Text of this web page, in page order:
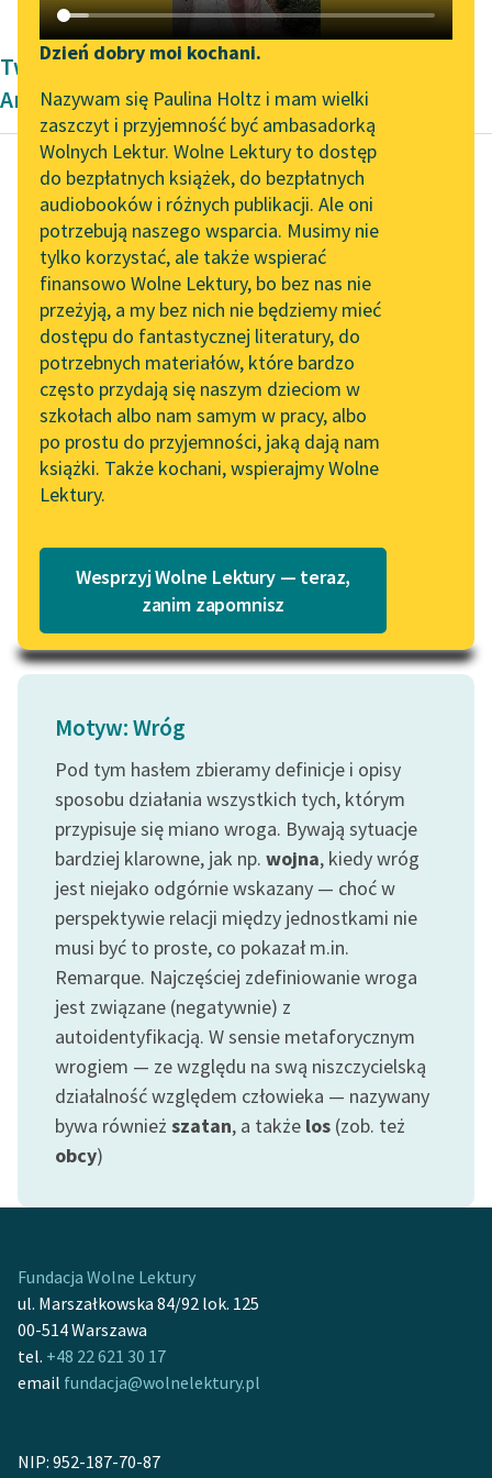
Katalog DAISY
Podkasty o książkach
Zgłoś brak utworu
Aktualności
„Prokurator Alicja Horn”
do słuchania
Byliśmy częścią AI Impact
Lab
Zapraszamy na spotkanie
online z tłumaczkami
literatury skandynawskiej
Spotkanie z Katarzyną
Tunkiel w Oslo
102. lata temu zmarł
Joseph Conrad
Lektury szkolne i klasyka
literatury do słuchania dla
uczennic i uczniów z
niepełnosprawnościami
E-kolekcja lektur
słuchania dla uczennic i
uczniów z
niepełnosprawnościami
Feministyczne inspiracje.
Popularyzacja
skandynawskiej literatury
feministycznej
Ręce pełne poezji
Kolekcje edukacyjne
twórców przechodzących
do domeny publicznej,
lektur szkolnych oraz
Starego Testamentu
Narzędzia
Mapa Wolnych Lektur
Leśmianator
Przewodnik dla piszących i
czytających
API
OAI-PMH
Widget Wolnych Lektur
Przypisy
Katalog w formacie PDF
O nas
Kontakt
Dzień dobry moi kochani.
Nazywam się Paulina Holtz i mam wielki
zaszczyt i przyjemność być ambasadorką
Wolnych Lektur. Wolne Lektury to dostęp
do bezpłatnych książek, do bezpłatnych
audiobooków i różnych publikacji. Ale oni
potrzebują naszego wsparcia. Musimy nie
tylko korzystać, ale także wspierać
finansowo Wolne Lektury, bo bez nas nie
przeżyją, a my bez nich nie będziemy mieć
dostępu do fantastycznej literatury, do
potrzebnych materiałów, które bardzo
często przydają się naszym dzieciom w
szkołach albo nam samym w pracy, albo
po prostu do przyjemności, jaką dają nam
książki. Także kochani, wspierajmy Wolne
Lektury.
Wesprzyj Wolne Lektury — teraz,
zanim zapomnisz
Twórczość Dwudziestolecie międzywojenne
Antoniny Domańskiej
Antonina Domańska
Historia żółtej
ciżemki
Gdy straż
odprowadzała
świętokradcę do
tymczasowego
więzienia w
podziemiach ratusza,
Czytaj więcej
Motyw: Wróg
Pod tym hasłem zbieramy definicje i opisy
sposobu działania wszystkich tych, którym
przypisuje się miano wroga. Bywają sytuacje
bardziej klarowne, jak np. wojna, kiedy wróg
jest niejako odgórnie wskazany — choć w
perspektywie relacji między jednostkami nie
musi być to proste, co pokazał m.in.
Remarque. Najczęściej zdefiniowanie wroga
jest związane (negatywnie) z
autoidentyfikacją. W sensie metaforycznym
wrogiem — ze względu na swą niszczycielską
działalność względem człowieka — nazywany
bywa również szatan, a także los (zob. też
obcy)
Fundacja Wolne Lektury
ul. Marszałkowska 84/92 lok. 125
00-514 Warszawa
tel. +48 22 621 30 17
email fundacja@wolnelektury.pl
NIP: 952-187-70-87